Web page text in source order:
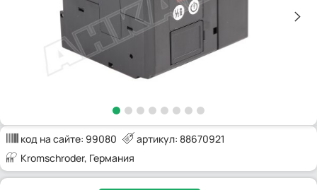
код на сайте: 99080
артикул: 88670921
Kromschroder, Германия